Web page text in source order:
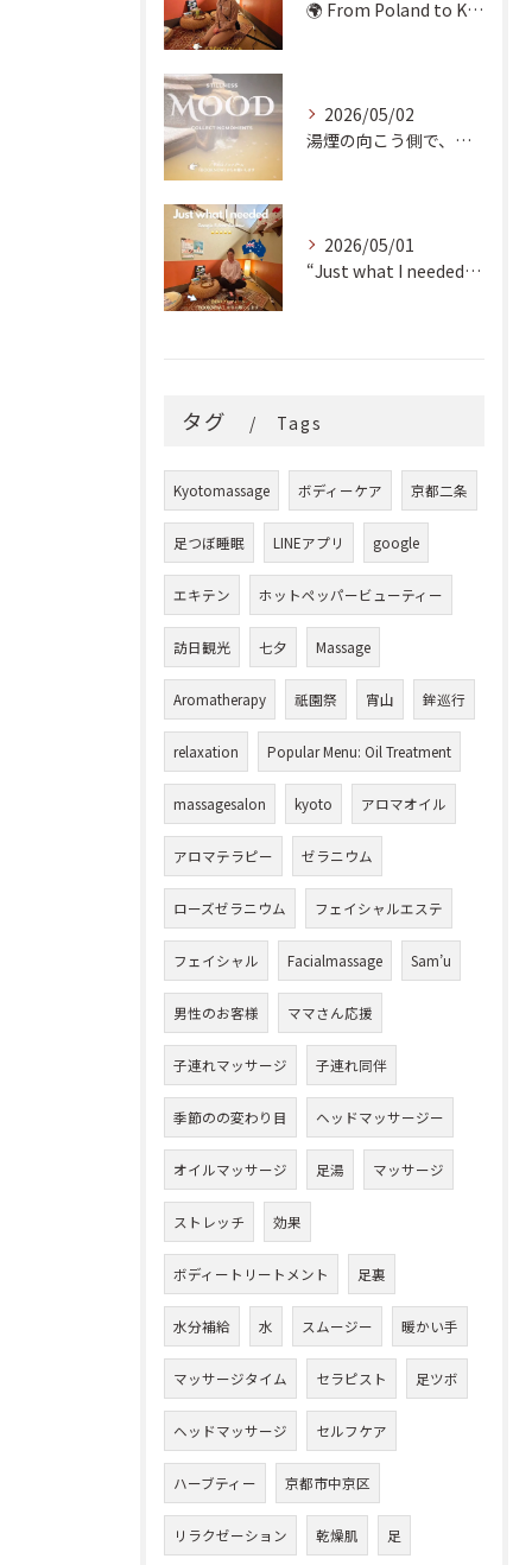
🌍 From Poland to Kyoto! 🇵🇱✨
2026/05/02
湯煙の向こう側で、魂の輪郭を整える。
2026/05/01
“Just what I needed!” ✨
タグ Tags
Kyotomassage ボディーケア 京都二条
足つぼ睡眠 LINEアプリ google
エキテン ホットペッパービューティー
訪日観光 七夕 Massage
Aromatherapy 祇園祭 宵山 鉾巡行
relaxation Popular Menu: Oil Treatment
massagesalon kyoto アロマオイル
アロマテラピー ゼラニウム
ローズゼラニウム フェイシャルエステ
フェイシャル Facialmassage Sam’u
男性のお客様 ママさん応援
子連れマッサージ 子連れ同伴
季節のの変わり目 ヘッドマッサージー
オイルマッサージ 足湯 マッサージ
ストレッチ 効果
ボディートリートメント 足裏
水分補給 水 スムージー 暖かい手
マッサージタイム セラピスト 足ツボ
ヘッドマッサージ セルフケア
ハーブティー 京都市中京区
リラクゼーション 乾燥肌 足